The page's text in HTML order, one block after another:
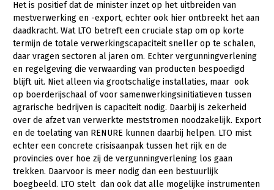
Het is positief dat de minister inzet op het uitbreiden van
mestverwerking en -export, echter ook hier ontbreekt het aan
daadkracht. Wat LTO betreft een cruciale stap om op korte
termijn de totale verwerkingscapaciteit sneller op te schalen,
daar vragen sectoren al jaren om. Echter vergunningverlening
en regelgeving die verwaarding van producten bespoedigd
blijft uit. Niet alleen via grootschalige installaties, maar ook
op boerderijschaal of voor samenwerkings­initiatieven tussen
agrarische bedrijven is capaciteit nodig. Daarbij is zekerheid
over de afzet van verwerkte meststromen noodzakelijk. Export
en de toelating van RENURE kunnen daarbij helpen. LTO mist
echter een concrete crisisaanpak tussen het rijk en de
provincies over hoe zij de vergunningverlening los gaan
trekken. Daarvoor is meer nodig dan een bestuurlijk
boegbeeld. LTO stelt dan ook dat alle mogelijke instrumenten